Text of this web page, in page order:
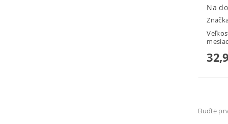
Na
Buďte